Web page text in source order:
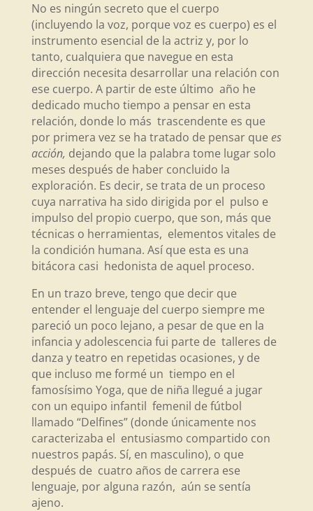
No es ningún secreto que el cuerpo
(incluyendo la voz, porque voz es cuerpo) es el
instrumento esencial de la actriz y, por lo
tanto, cualquiera que navegue en esta
dirección necesita desarrollar una relación con
ese cuerpo. A partir de este último año he
dedicado mucho tiempo a pensar en esta
relación, donde lo más trascendente es que
por primera vez se ha tratado de pensar que es
acción, dejando que la palabra tome lugar solo
meses después de haber concluido la
exploración. Es decir, se trata de un proceso
cuya narrativa ha sido dirigida por el pulso e
impulso del propio cuerpo, que son, más que
técnicas o herramientas, elementos vitales de
la condición humana. Así que esta es una
bitácora casi hedonista de aquel proceso.
En un trazo breve, tengo que decir que
entender el lenguaje del cuerpo siempre me
pareció un poco lejano, a pesar de que en la
infancia y adolescencia fui parte de talleres de
danza y teatro en repetidas ocasiones, y de
que incluso me formé un tiempo en el
famosísimo Yoga, que de niña llegué a jugar
con un equipo infantil femenil de fútbol
llamado “Delfines” (donde únicamente nos
caracterizaba el entusiasmo compartido con
nuestros papás. Sí, en masculino), o que
después de cuatro años de carrera ese
lenguaje, por alguna razón, aún se sentía
ajeno.